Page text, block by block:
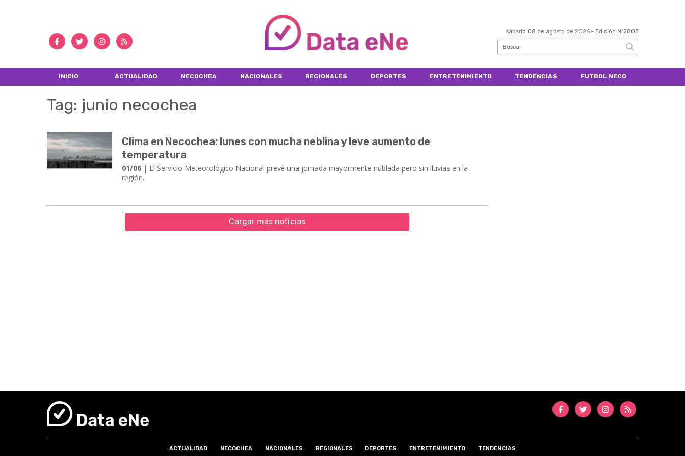
sábado 08 de agosto de 2026 - Edición Nº2803
INICIO ACTUALIDAD NECOCHEA NACIONALES REGIONALES DEPORTES ENTRETENIMIENTO TENDENCIAS FUTBOL NECO
Tag: junio necochea
Clima en Necochea: lunes con mucha neblina y leve aumento de
temperatura
01/06 | ​​​​​​​El Servicio Meteorológico Nacional prevé una jornada mayormente nublada pero sin lluvias en la
región.
Cargar más noticias
ACTUALIDAD NECOCHEA NACIONALES REGIONALES DEPORTES ENTRETENIMIENTO TENDENCIAS